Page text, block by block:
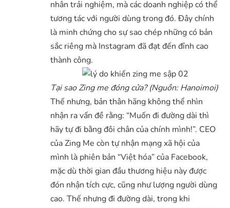
nhân trải nghiệm, mà các doanh nghiệp có thể
tương tác với người dùng trong đó. Đây chính
là minh chứng cho sự sao chép những có bản
sắc riêng mà Instagram đã đạt đến đỉnh cao
thành công.
Tại sao Zing me đóng cửa? (Nguồn: Hanoimoi)
Thế nhưng, bản thân hãng không thể nhìn
nhận ra vấn đề rằng: “Muốn đi đường dài thì
hãy tự đi bằng đôi chân của chính mình!”. CEO
của Zing Me còn tự nhận mạng xã hội của
mình là phiên bản “Việt hóa” của Facebook,
mặc dù thời gian đầu thương hiệu này được
đón nhận tích cực, cũng như lượng người dùng
cao. Thế nhưng đi đường dài, trong khi